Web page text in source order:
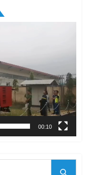
00:10